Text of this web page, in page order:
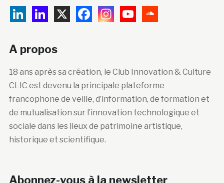
A propos
18 ans après sa création, le Club Innovation & Culture
CLIC est devenu la principale plateforme
francophone de veille, d’information, de formation et
de mutualisation sur l’innovation technologique et
sociale dans les lieux de patrimoine artistique,
historique et scientifique.
Abonnez-vous à la newsletter